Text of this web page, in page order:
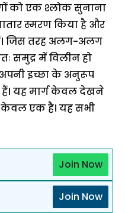
को एक श्लोक सुनाना
स्मरण किया है और
जिस तरह अलग-अलग
समुद्र में विलीन हो
इच्छा के अनुरूप
यह मार्ग केवल देखने
एक है। यह सभी
Join Now
Join Now